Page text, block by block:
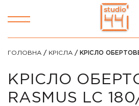
ГОЛОВНА / КРІСЛА / КРІСЛО
КРІСЛО
RASMUS LC